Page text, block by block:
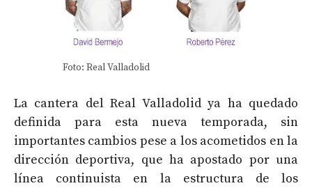
Foto: Real Valladolid
La cantera del Real Valladolid ya ha quedado
definida para esta nueva temporada, sin
importantes cambios pese a los acometidos en la
dirección deportiva, que ha apostado por una
línea continuista en la estructura de los